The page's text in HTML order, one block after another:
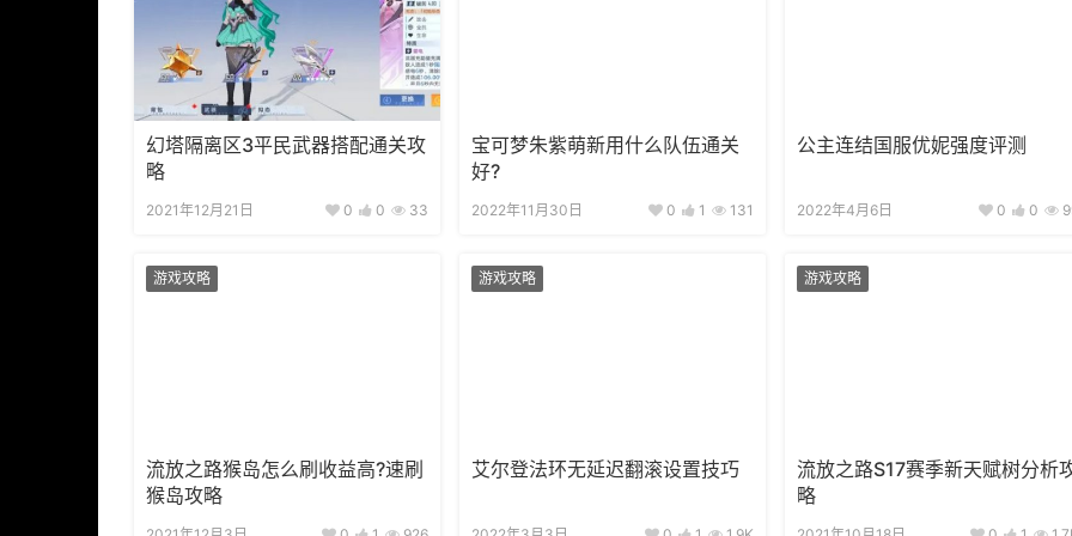
幻塔隔离区3平民武器搭配通关攻
略
2021年12月21日 0 0 33
宝可梦朱紫萌新用什么队伍通关
好?
2022年11月30日 0 1 131
公主连结国服优妮强度评测
2022年4月6日 0 0
游戏攻略
流放之路猴岛怎么刷收益高?速刷
猴岛攻略
游戏攻略
艾尔登法环无延迟翻滚设置技巧
游戏攻略
流放之路S17赛季新天赋树分析
略